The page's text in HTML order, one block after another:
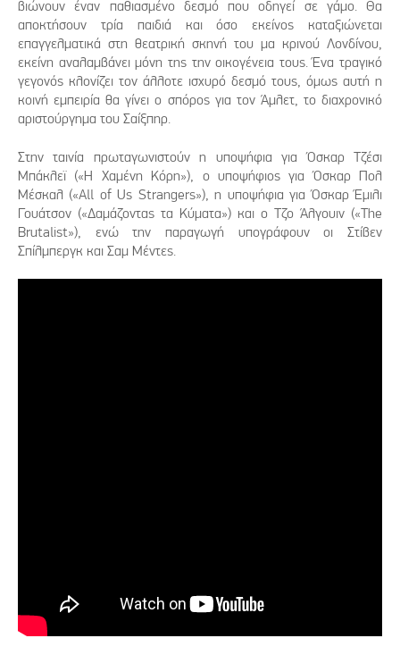
βιώνουν έναν παθιασμένο δεσμό που οδηγεί σε γάμο. Θα
αποκτήσουν τρία παιδιά και όσο εκείνος καταξιώνεται
επαγγελματικά στη θεατρική σκηνή του μα κρινού Λονδίνου,
εκείνη αναλαμβάνει μόνη της την οικογένεια τους. Ένα τραγικό
γεγονός κλονίζει τον άλλοτε ισχυρό δεσμό τους, όμως αυτή η
κοινή εμπειρία θα γίνει ο σπόρος για τον Άμλετ, το διαχρονικό
αριστούργημα του Σαίξπηρ.
Στην ταινία πρωταγωνιστούν η υποψήφια για Όσκαρ Τζέσι
Μπάκλεϊ («Η Χαμένη Κόρη»), ο υποψήφιος για Όσκαρ Πολ
Μέσκαλ («All of Us Strangers»), η υποψήφια για Όσκαρ Έμιλι
Γουάτσον («Δαμάζοντας τα Κύματα») και ο Τζο Άλγουιν («The
Brutalist»), ενώ την παραγωγή υπογράφουν οι Στίβεν
Σπίλμπεργκ και Σαμ Μέντες.